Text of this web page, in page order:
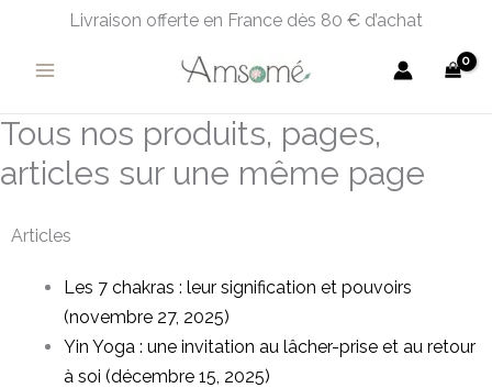
contenu
Livraison offerte en France dès 80 € d’achat
Tous nos produits, pages,
articles sur une même page
Articles
Les 7 chakras : leur signification et pouvoirs
(novembre 27, 2025)
Yin Yoga : une invitation au lâcher-prise et au retour
à soi (décembre 15, 2025)